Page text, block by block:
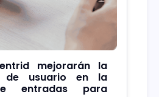
mejorarán la
de usuario en la
entradas para